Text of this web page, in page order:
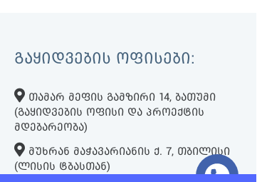
ᲒᲐᲧᲘᲓᲕᲔᲑᲘᲡ ᲝᲤᲘᲡᲔᲑᲘ:
ᲗᲐᲛᲐᲠ ᲛᲔᲤᲘᲡ ᲒᲐᲛᲖᲘᲠᲘ 14, ᲑᲐᲗᲣᲛᲘ
(ᲒᲐᲧᲘᲓᲕᲔᲑᲘᲡ ᲝᲤᲘᲡᲘ ᲓᲐ ᲞᲠᲝᲔᲥᲢᲘᲡ
ᲛᲓᲔᲑᲐᲠᲔᲝᲑᲐ)
ᲛᲣᲮᲠᲐᲜ ᲛᲐᲭᲐᲕᲐᲠᲘᲐᲜᲘᲡ Ქ. 7, ᲗᲑᲘᲚᲘᲡᲘ
(ᲚᲘᲡᲘᲡ ᲢᲑᲐᲡᲗᲐᲜ)